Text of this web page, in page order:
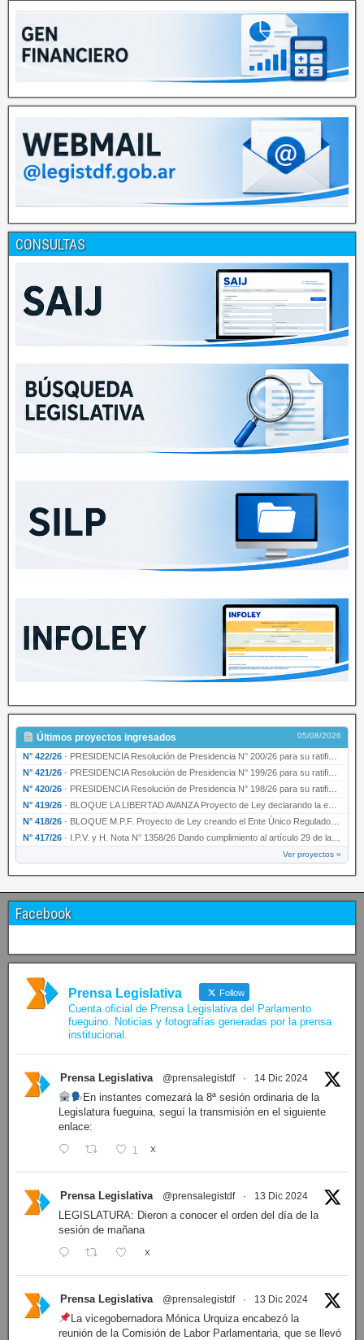
CONSULTAS
Últimos proyectos ingresados 05/08/2026
N° 422/26 · PRESIDENCIA Resolución de Presidencia N° 200/26 para su ratificación.
N° 421/26 · PRESIDENCIA Resolución de Presidencia N° 199/26 para su ratificación.
N° 420/26 · PRESIDENCIA Resolución de Presidencia N° 198/26 para su ratificación.
N° 419/26 · BLOQUE LA LIBERTAD AVANZA Proyecto de Ley declarando la esencialidad del servicio educativ…
N° 418/26 · BLOQUE M.P.F. Proyecto de Ley creando el Ente Único Regulador de servicios públicos de la …
N° 417/26 · I.P.V. y H. Nota N° 1358/26 Dando cumplimiento al artículo 29 de la Ley provincial N° 1399…
Ver proyectos »
Facebook
Prensa Legislativa Follow
Cuenta oficial de Prensa Legislativa del Parlamento
fueguino. Noticias y fotografías generadas por la prensa
institucional.
Prensa Legislativa @prensalegistdf · 14 Dic 2024
En instantes comezará la 8ª sesión ordinaria de la
Legislatura fueguina, seguí la transmisión en el siguiente
enlace:
1 X
Prensa Legislativa @prensalegistdf · 13 Dic 2024
LEGISLATURA: Dieron a conocer el orden del día de la
sesión de mañana
X
Prensa Legislativa @prensalegistdf · 13 Dic 2024
La vicegobernadora Mónica Urquiza encabezó la
reunión de la Comisión de Labor Parlamentaria, que se llevó